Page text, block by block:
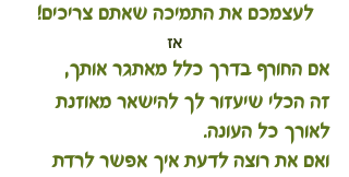
לעצמכם את התמיכה שאתם צריכים!
אז
אם החורף בדרך כלל מאתגר אותך,
זה הכלי שיעזור לך להישאר מאוזנת
לאורך כל העונה.
ואם את רוצה לדעת איך אפשר לרדת